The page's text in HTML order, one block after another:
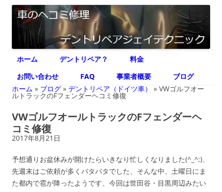
デントリペア ジェイテクニック
車のヘコミ修理専門 神奈川県横浜市 デントリペア ジェイテクニック
ン
ツ
へ
ス
キ
プ
ホーム デントリペア？
料金
お問い合わせ
FAQ 事業者概要
ブログ
ホーム » ブログ » デントリペア（ドイツ車） » VWゴルフオー
ルトラックのFフェンダーヘコミ修復
VWゴルフオールトラックのFフェンダーヘ
コミ修復
2017年8月21日
予想通りお盆休みが開けたらいきなり忙しくなりました(^_^;)、
先週末はご依頼が多くバタバタでした、そんな中、土曜日にま
た都内で雹が降ったようです、今回は世田谷・目黒周辺みたい